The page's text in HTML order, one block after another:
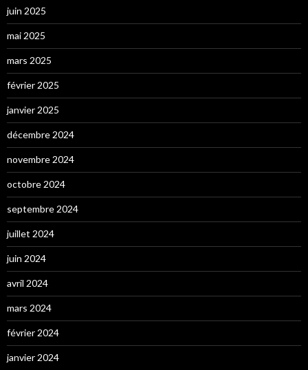
juin 2025
mai 2025
mars 2025
février 2025
janvier 2025
décembre 2024
novembre 2024
octobre 2024
septembre 2024
juillet 2024
juin 2024
avril 2024
mars 2024
février 2024
janvier 2024